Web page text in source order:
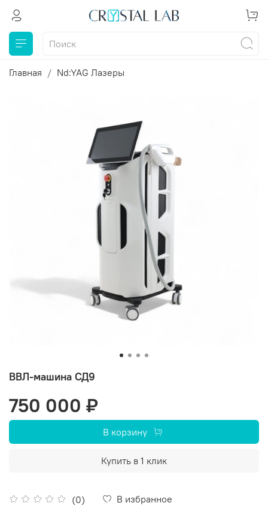
Главная Nd:YAG Лазеры
ВВЛ-машина СД9
(0) В избранное
750 000 ₽
В корзину
Купить в 1 клик